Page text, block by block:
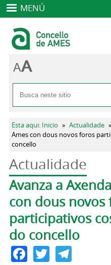
MENÚ
Formulario de
Buscar
Vostede está aquí
Esta aqui: Inicio » Actualidade »
Ames con dous novos foros
concello
Actualidade
Pestanas principais
Avanza a
con dous novos
participativos
do concello
Facebook
Twitter